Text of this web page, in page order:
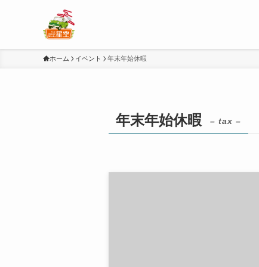
ホーム イベント 年末年始休暇
年末年始休暇 – tax –